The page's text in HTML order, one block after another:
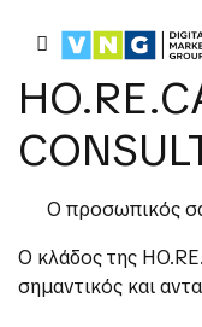
Ο προσωπικός
Ο κλάδος της
σημαντικός και